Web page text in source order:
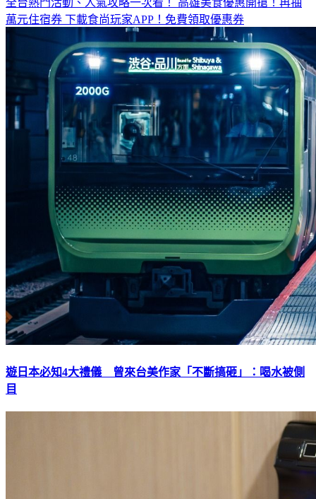
萬元住宿券 下載食尚玩家APP！免費領取優惠券
遊日本必知4大禮儀 曾來台美作家「不斷搞砸」：喝水被側
目